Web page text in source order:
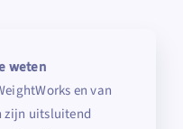
weten
en van
zijn uitsluitend